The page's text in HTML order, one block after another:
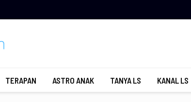
TERAPAN ASTRO ANAK TANYA LS KANAL LS